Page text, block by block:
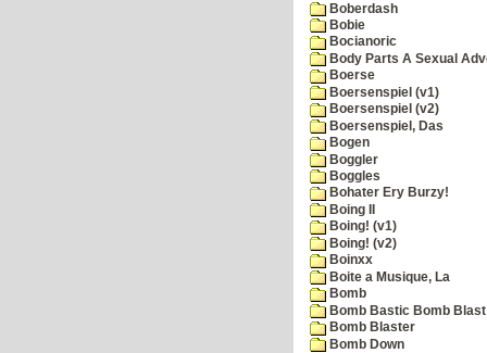
Boberdash
Bobie
Bocianoric
Body Parts A Sexual
Boerse
Boersenspiel (v1)
Boersenspiel (v2)
Boersenspiel, Das
Bogen
Boggler
Boggles
Bohater Ery Burzy!
Boing II
Boing! (v1)
Boing! (v2)
Boinxx
Boite a Musique, La
Bomb
Bomb Bastic Bomb
Bomb Blaster
Bomb Down